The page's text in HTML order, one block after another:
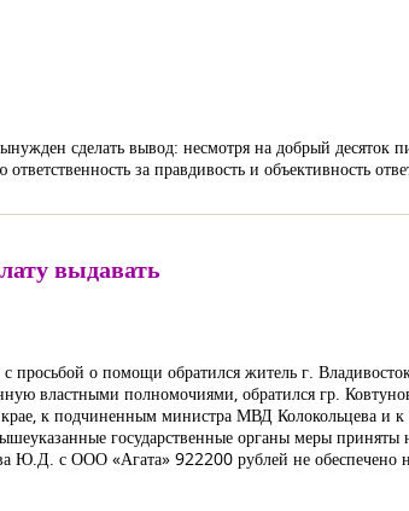
сделать вывод: несмотря на добрый десяток
за правдивость и объективность
выдавать
о помощи обратился житель г.
властными полномочиями, обратился гр.
к подчиненным министра МВД Колокольцева и
государственные органы меры
Ю.Д. с ООО «Агата» 922200 рублей не